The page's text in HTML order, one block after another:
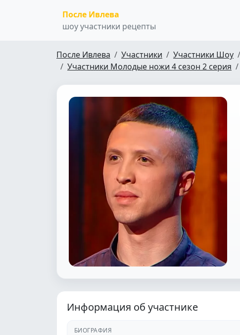
После Ивлева
шоу участники рецепты
После Ивлева Участники Участники Шоу
Участники Молодые ножи 4 сезон 2 серия
Информация об участнике
БИОГРАФИЯ